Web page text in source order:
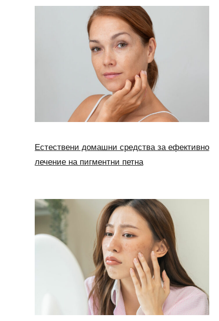
Естествени домашни средства за ефективно
лечение на пигментни петна